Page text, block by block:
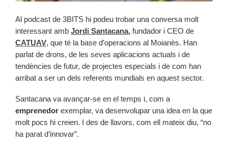
Al podcast de 3BITS hi podeu trobar una conversa molt
interessant amb Jordi Santacana, fundador i CEO de
CATUAV, que té la base d’operacions al Moianès. Han
parlat de drons, de les seves aplicacions actuals i de
tendències de futur, de projectes especials i de com han
arribat a ser un dels referents mundials en aquest sector.
Santacana va avançar-se en el temps i, com a
emprenedor exemplar, va desenvolupar una idea en la que
molt pocs hi creien. I des de llavors, com ell mateix diu, “no
ha parat d’innovar”.